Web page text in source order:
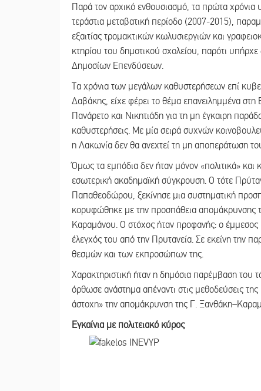
Παρά τον αρχικό ενθουσιασμό, τα πρώτα χρόνια
τεράστια μεταβατική περίοδο (2007-2015),
εξαιτίας τρομακτικών κωλυσιεργιών και
κτηρίου του δημοτικού σχολείου, παρότι
Δημοσίων Επενδύσεων.
Τα χρόνια των μεγάλων καθυστερήσεων επί
Δαβάκης, είχε φέρει το θέμα επανειλημμένα
Πανάρετο και Νικητιάδη για τη μη έγκαιρη
καθυστερήσεις. Με μία σειρά συχνών
η Λακωνία δεν θα ανεχτεί τη μη αποπεράτωση
Όμως τα εμπόδια δεν ήταν μόνον «πολιτικά»
εσωτερική ακαδημαϊκή σύγκρουση. Ο τότε
Παπαθεοδώρου, ξεκίνησε μια συστηματική
κορυφώθηκε με την προσπάθεια απομάκρυνσης
Καραμάνου. Ο στόχος ήταν προφανής: ο έμμεσος
έλεγχός του από την Πρυτανεία. Σε εκείνη την
θεσμών και των εκπροσώπων της.
Χαρακτηριστική ήταν η δημόσια παρέμβαση
όρθωσε ανάστημα απέναντι στις μεθοδεύσεις
άστοχη» την απομάκρυνση της Γ.
Εγκαίνια με πολιτειακό κύρος